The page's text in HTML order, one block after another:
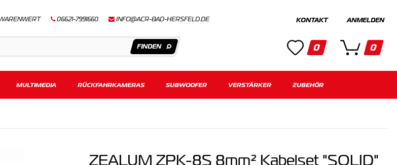
06621-7991660 INFO@ACR-BAD-HERSFELD.DE
Kategorien
KONTAKT
0
ANMELDEN
0
MULTIMEDIA RÜCKFAHRKAMERAS SUBWOOFER VERSTÄRKER ZUBEHÖR
ZEALUM ZPK-8S 8mm² Kabelset "SOLID"